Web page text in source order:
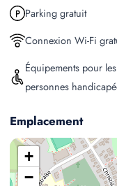
Parking gratuit
Connexion Wi-Fi
Équipements pour les
personnes
Emplacement
+
−